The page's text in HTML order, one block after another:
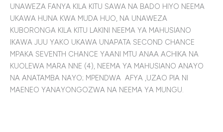
UNAWEZA FANYA KILA KITU SAWA NA BADO HIYO NEEMA
UKAWA HUNA KWA MUDA HUO, NA UNAWEZA
KUBORONGA KILA KITU LAKINI NEEMA YA MAHUSIANO
IKAWA JUU YAKO UKAWA UNAPATA SECOND CHANCE
MPAKA SEVENTH CHANCE YAANI MTU ANAA ACHIKA NA
KUOLEWA MARA NNE (4), NEEMA YA MAHUSIANO ANAYO
NA ANATAMBA NAYO; MPENDWA AFYA ,UZAO PIA NI
MAENEO YANAYONGOZWA NA NEEMA YA MUNGU.